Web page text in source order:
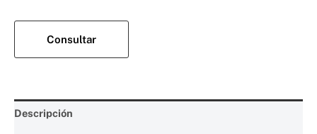
Consultar
Descripción